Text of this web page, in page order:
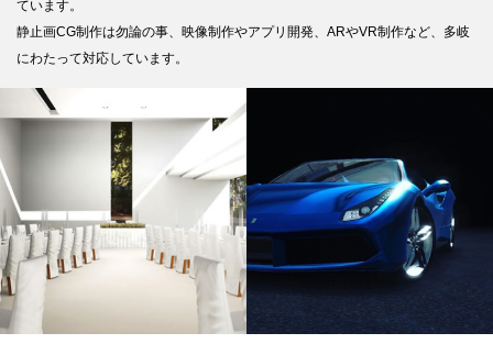
ています。
静止画CG制作は勿論の事、映像制作やアプリ開発、 ARやVR制作など、多岐
にわたって対応しています。